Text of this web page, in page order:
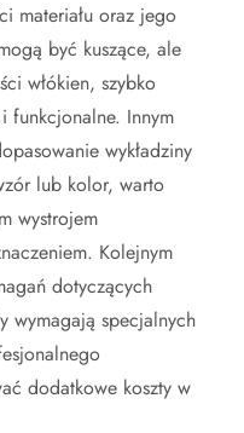
materiału oraz jego
być kuszące, ale
włókien, szybko
funkcjonalne. Innym
wykładziny
lub kolor, warto
wystrojem
Kolejnym
dotyczących
wymagają specjalnych
dodatkowe koszty w